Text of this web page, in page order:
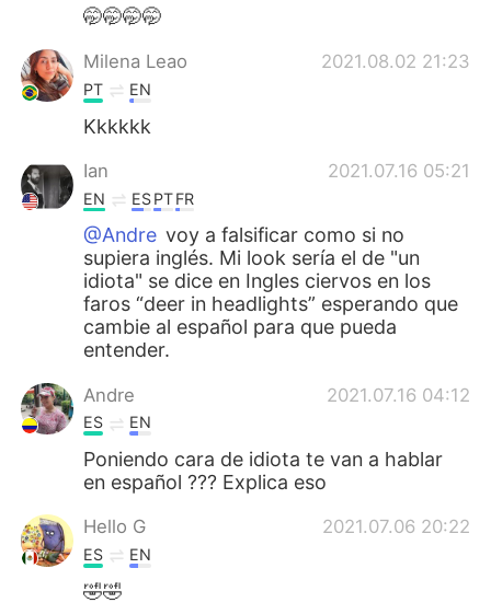
🤭🤭🤭🤭
Milena Leao 2021.08.02 21:23
PT EN
Kkkkkk
Ian 2021.07.16 05:21
EN ESPTFR
@Andre voy a falsificar como si no
supiera inglés. Mi look sería el de "un
idiota" se dice en Ingles ciervos en los
faros “deer in headlights” esperando que
cambie al español para que pueda
entender.
Andre 2021.07.16 04:12
ES EN
Poniendo cara de idiota te van a hablar
en español ??? Explica eso
Hello G 2021.07.06 20:22
ES EN
🤣🤣